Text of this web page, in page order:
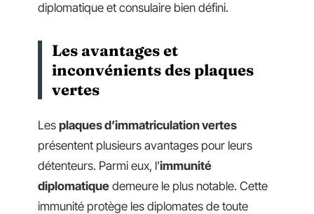
diplomatique et consulaire bien défini.
Les avantages et
inconvénients des plaques
vertes
Les plaques d’immatriculation vertes
présentent plusieurs avantages pour leurs
détenteurs. Parmi eux, l’immunité
diplomatique demeure le plus notable. Cette
immunité protège les diplomates de toute